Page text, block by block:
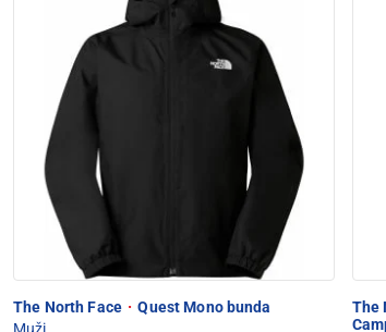
The North Face · Quest Mono bunda
The